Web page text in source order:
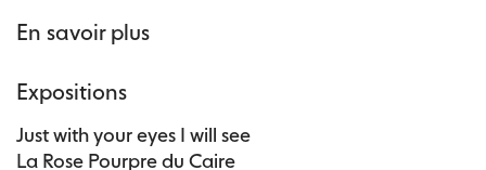
En savoir plus
Expositions
Just with your eyes I will see
La Rose Pourpre du Caire